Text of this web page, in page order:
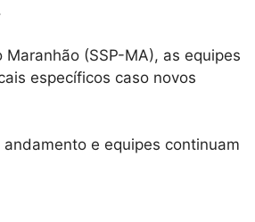
(SSP-MA), as equipes
específicos caso novos
e equipes continuam